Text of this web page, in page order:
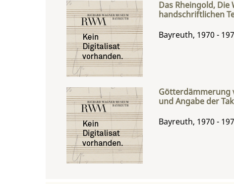
Das Rheingold,
handschriftlichen
Bayreuth, 1970 -
Götterdämmerung
und Angabe der
Bayreuth, 1970 -